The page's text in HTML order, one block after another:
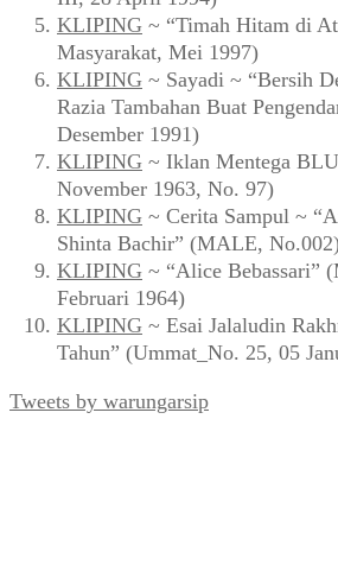
KLIPING ~ “Timah Hitam di
Masyarakat, Mei 1997)
KLIPING ~ Sayadi ~ “Bersih
Razia Tambahan Buat
Desember 1991)
KLIPING ~ Iklan Mentega
November 1963, No. 97)
KLIPING ~ Cerita Sampul ~
Shinta Bachir” (MALE,
KLIPING ~ “Alice Bebassari”
Februari 1964)
KLIPING ~ Esai Jalaludin
Tahun” (Ummat_No. 25, 05
Tweets by warungarsip